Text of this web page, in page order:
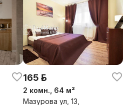
165 р.
2 комн., 64 м²
Мазурова ул, 13,